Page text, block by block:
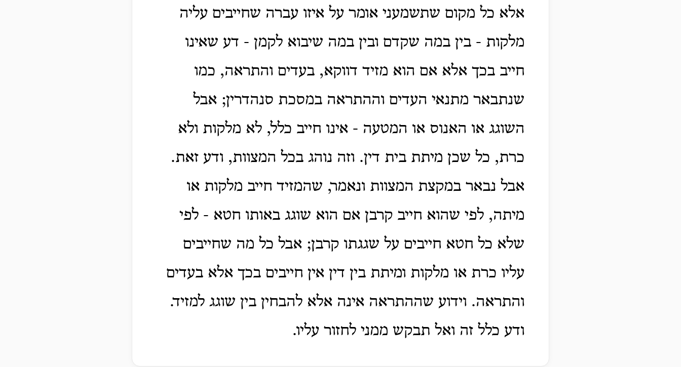
אלא כל מקום שתשמעני אומר על איזו עברה שחייבים עליה
מלקות - בין במה שקדם ובין במה שיבוא לקמן - דע שאינו
חייב בכך אלא אם הוא מזיד דווקא, בעדים והתראה, כמו
שנתבאר מתנאי העדים וההתראה במסכת סנהדרין; אבל
השוגג או האנוס או המטעה - אינו חייב כלל, לא מלקות ולא
כרת, כל שכן מיתת בית דין. וזה נוהג בכל המצוות, ודע זאת.
אבל נבאר במקצת המצוות ונאמר, שהמזיד חייב מלקות או
מיתה, לפי שהוא חייב קרבן אם הוא שוגג באותו חטא - לפי
שלא כל חטא חייבים על שגגתו קרבן; אבל כל מה שחייבים
עליו כרת או מלקות ומיתת בין דין אין חייבים בכך אלא בעדים
והתראה. וידוע שההתראה אינה אלא להבחין בין שוגג למזיד.
ודע כלל זה ואל תבקש ממני לחזור עליו.